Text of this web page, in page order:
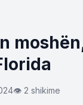
👁 2 shikime